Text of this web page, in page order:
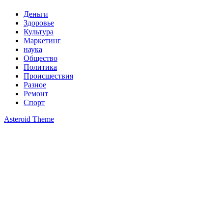
Деньги
Здоровье
Культура
Маркетинг
наука
Общество
Политика
Происшествия
Разное
Ремонт
Спорт
Asteroid Theme